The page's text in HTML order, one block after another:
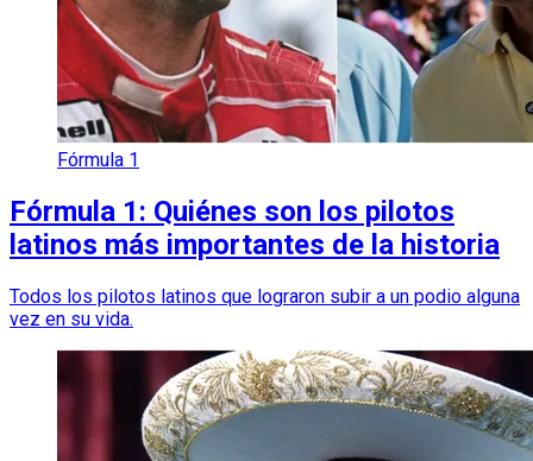
Fórmula 1
Fórmula 1: Quiénes son los pilotos
latinos más importantes de la historia
Todos los pilotos latinos que lograron subir a un podio alguna
vez en su vida.